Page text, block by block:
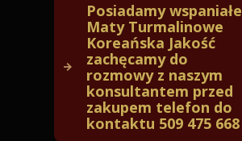
Posiadamy wspaniałe
Maty Turmalinowe
Koreańska Jakość
zachęcamy do
rozmowy z naszym
konsultantem przed
zakupem telefon do
kontaktu 509 475 668